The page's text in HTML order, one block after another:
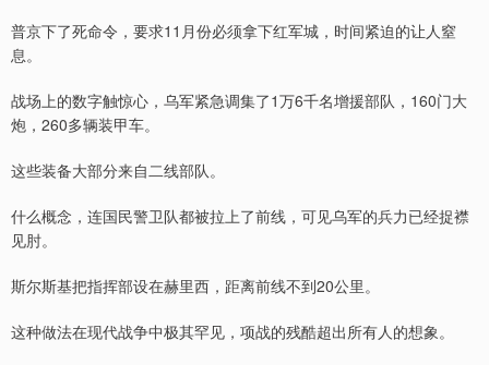
普京下了死命令，要求11月份必须拿下红军城，时间紧迫的让人窒
息。
战场上的数字触惊心，乌军紧急调集了1万6千名增援部队，160门大
炮，260多辆装甲车。
这些装备大部分来自二线部队。
什么概念，连国民警卫队都被拉上了前线，可见乌军的兵力已经捉襟
见肘。
斯尔斯基把指挥部设在赫里西，距离前线不到20公里。
这种做法在现代战争中极其罕见，项战的残酷超出所有人的想象。